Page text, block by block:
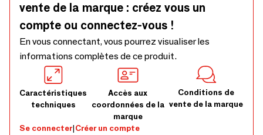
vente de la marque : créez vous un
compte ou connectez-vous !
En vous connectant, vous pourrez visualiser les
informations complètes de ce produit.
Caractéristiques
techniques
Accès aux
coordonnées de la
marque
Conditions de
vente de la marque
Se connecter|Créer un compte